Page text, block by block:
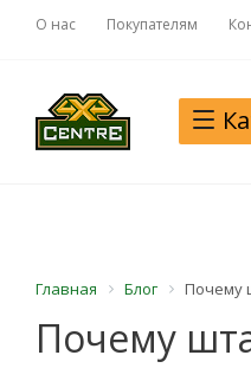
О нас Покупателям
Главная Блог Почему
Почему